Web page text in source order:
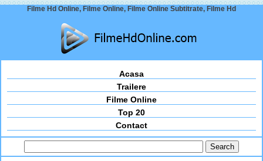
Filme Hd Online, Filme Online, Filme Online Subtitrate, Filme Hd
Acasa
Trailere
Filme Online
Top 20
Contact